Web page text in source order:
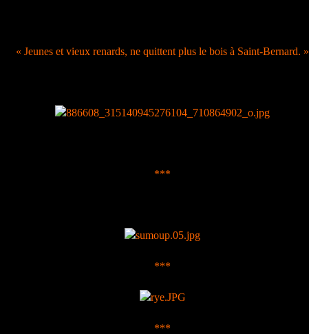
« Jeunes et vieux renards, ne quittent plus le bois à Saint-Bernard. »
***
***
***